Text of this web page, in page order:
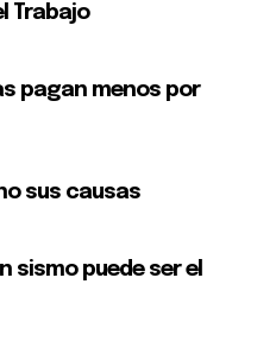
Trabajo
pagan menos por
sus causas
sismo puede ser el